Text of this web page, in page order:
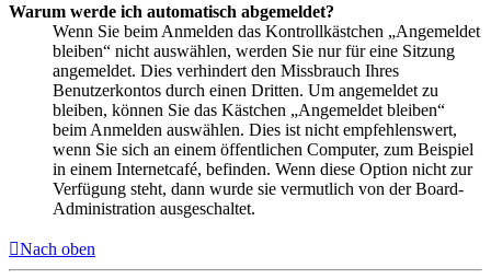
Warum werde ich automatisch abgemeldet?
Wenn Sie beim Anmelden das Kontrollkästchen „Angemeldet
bleiben“ nicht auswählen, werden Sie nur für eine Sitzung
angemeldet. Dies verhindert den Missbrauch Ihres
Benutzerkontos durch einen Dritten. Um angemeldet zu
bleiben, können Sie das Kästchen „Angemeldet bleiben“
beim Anmelden auswählen. Dies ist nicht empfehlenswert,
wenn Sie sich an einem öffentlichen Computer, zum Beispiel
in einem Internetcafé, befinden. Wenn diese Option nicht zur
Verfügung steht, dann wurde sie vermutlich von der Board-
Administration ausgeschaltet.
Nach oben